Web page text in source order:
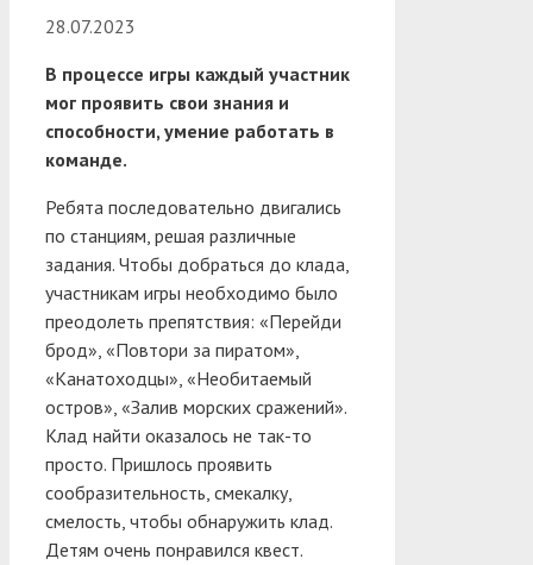
28.07.2023
В процессе игры каждый участник
мог проявить свои знания и
способности, умение работать в
команде.
Ребята последовательно двигались
по станциям, решая различные
задания. Чтобы добраться до клада,
участникам игры необходимо было
преодолеть препятствия: «Перейди
брод», «Повтори за пиратом»,
«Канатоходцы», «Необитаемый
остров», «Залив морских сражений».
Клад найти оказалось не так-то
просто. Пришлось проявить
сообразительность, смекалку,
смелость, чтобы обнаружить клад.
Детям очень понравился квест.